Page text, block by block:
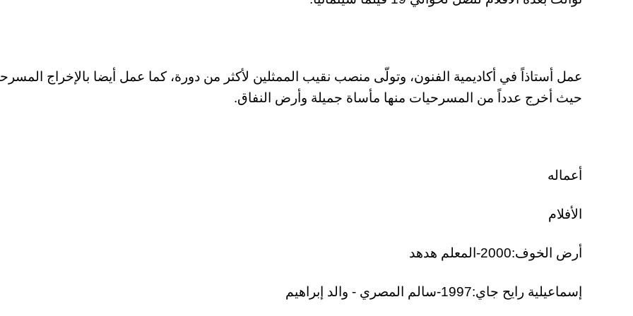
عمل أستاذاً في أكاديمية الفنون، وتولّى منصب نقيب الممثلين لأكثر من دورة، كما عمل أيضا بالإخراج
حيث أخرج عدداً من المسرحيات منها مأساة جميلة وأرض النفاق.
أعماله
الأفلام
أرض الخوف:2000-المعلم هدهد
إسماعيلية رايح جاي:1997-سالم المصري - والد إبراهيم